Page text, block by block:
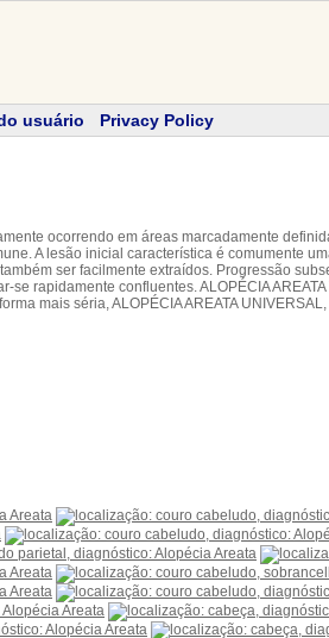
usuário
Privacy Policy
ocorrendo em áreas marcadamente
A lesão inicial característica é comumente
ser facilmente extraídos. Progressão
se rapidamente confluentes. ALOPÉCIA
mais séria, ALOPÉCIA AREATA